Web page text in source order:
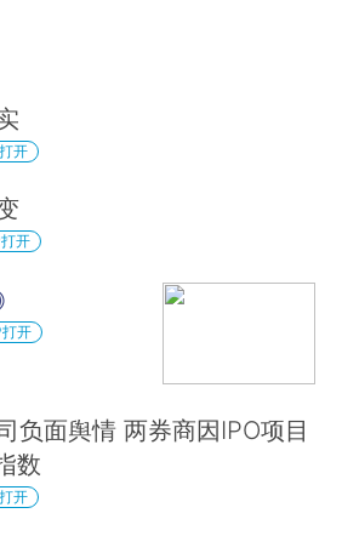
开
开
开
负面舆情 两券商因IPO项目
数
开